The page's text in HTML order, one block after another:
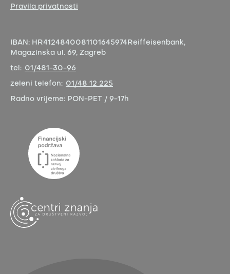
Pravila privatnosti
IBAN: HR4124840081101645974 Reiffeisenbank,
Magazinska ul. 69, Zagreb
tel: 01/481-30-96
zeleni telefon: 01/48 12 225
Radno vrijeme: PON-PET / 9-17h